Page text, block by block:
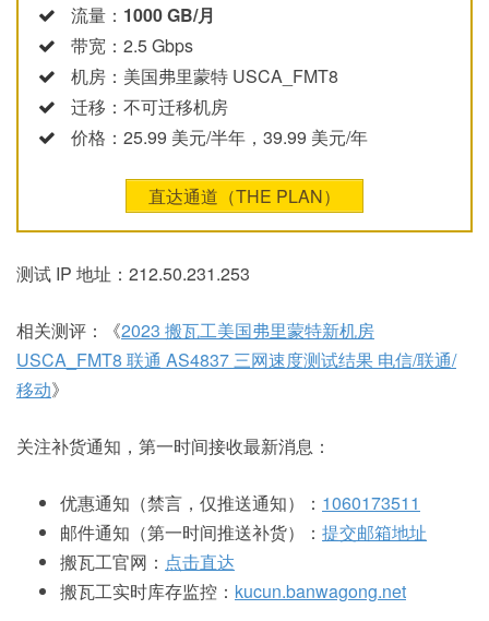
流量： 1000 GB/月
带宽：2.5 Gbps
机房：美国弗里蒙特 USCA_FMT8
迁移：不可迁移机房
价格：25.99 美元/半年，39.99 美元/年
直达通道（THE PLAN）
测试 IP 地址：212.50.231.253
相关测评：《2023 搬瓦工美国弗里蒙特新机房
USCA_FMT8 联通 AS4837 三网速度测试结果 电信/联通/
移动》
关注补货通知，第一时间接收最新消息：
优惠通知（禁言，仅推送通知）： 1060173511
邮件通知（第一时间推送补货）： 提交邮箱地址
搬瓦工官网： 点击直达
搬瓦工实时库存监控： kucun.banwagong.net